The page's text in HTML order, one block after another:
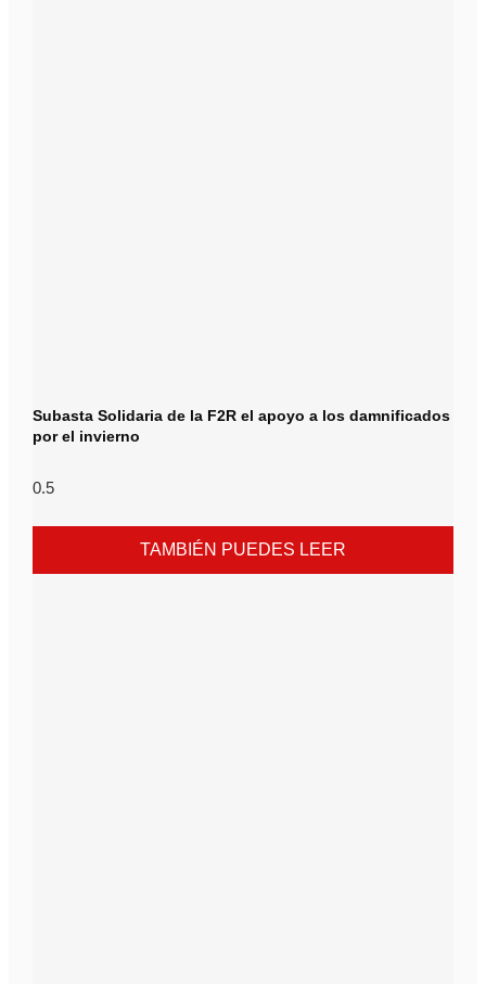
Subasta Solidaria de la F2R el apoyo a los damnificados
por el invierno
TAMBIÉN PUEDES LEER